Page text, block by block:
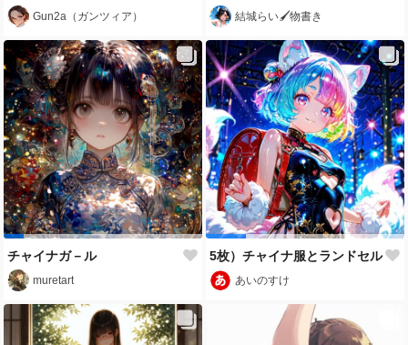
Gun2a（ガンツィア） 結城らい🖌物書き
チャイナガ－ル
muretart
5枚）チャイナ服とランドセル
あいのすけ